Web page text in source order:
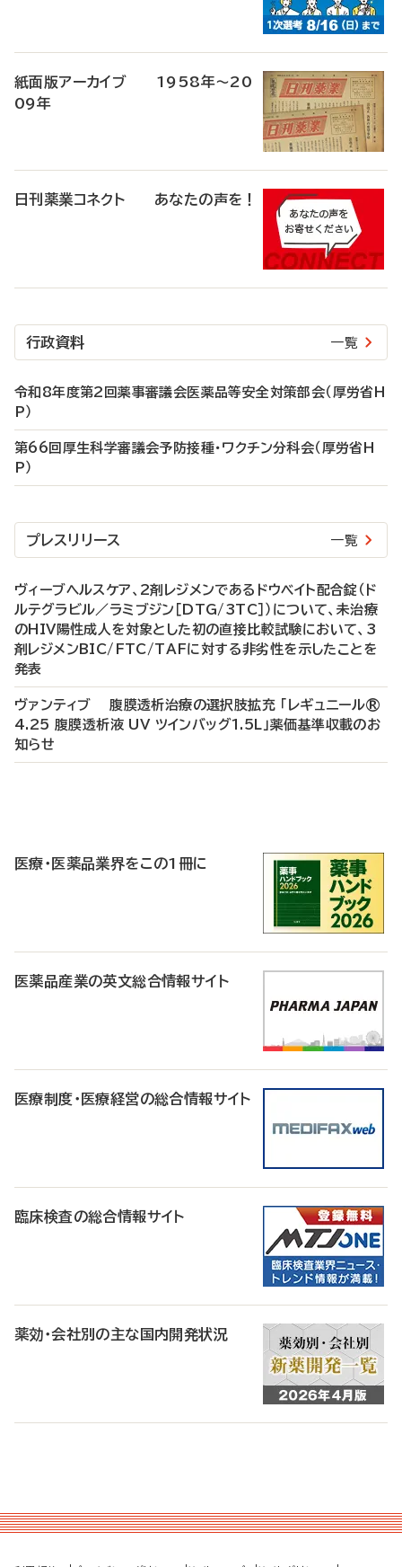
紙面版アーカイブ 1958年～20
09年
日刊薬業コネクト あなたの声を！
行政資料 一覧
令和8年度第2回薬事審議会医薬品等安全対策部会（厚労省H
P）
第66回厚生科学審議会予防接種・ワクチン分科会（厚労省H
P）
プレスリリース 一覧
ヴィーブヘルスケア、2剤レジメンであるドウベイト配合錠（ド
ルテグラビル／ラミブジン［DTG/3TC］）について、未治療
のHIV陽性成人を対象とした初の直接比較試験において、3
剤レジメンBIC/FTC/TAFに対する非劣性を示したことを
発表
ヴァンティブ 腹膜透析治療の選択肢拡充 「レギュニール®
4.25 腹膜透析液 UV ツインバッグ1.5L」薬価基準収載のお
知らせ
医療・医薬品業界をこの1冊に
医薬品産業の英文総合情報サイト
医療制度・医療経営の総合情報サイト
臨床検査の総合情報サイト
薬効・会社別の主な国内開発状況